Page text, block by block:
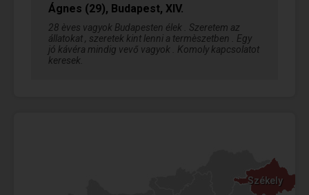
Ágnes (29), Budapest, XIV.
28 èves vagyok Budapesten élek . Szeretem az
állatokat , szeretek kint lenni a termèszetben . Egy
jó kávéra mindig vevő vagyok . Komoly kapcsolatot
keresek.
Székely
Székely